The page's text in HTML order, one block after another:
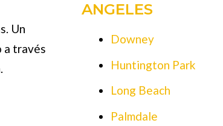
Un
a través
ANGELES
Downey
Huntington Park
Long Beach
Palmdale